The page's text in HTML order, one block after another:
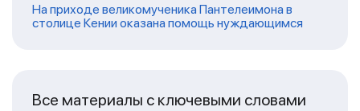
На приходе великомученика Пантелеимона в
столице Кении оказана помощь нуждающимся
Все материалы с ключевыми словами